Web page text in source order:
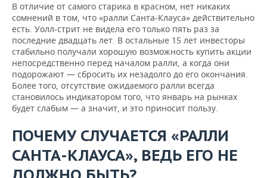
В отличие от самого старика в красном, нет никаких
сомнений в том, что «ралли Санта-Клауса» действительно
есть. Уолл-стрит не видела его только пять раз за
последние двадцать лет. В остальные 15 лет инвесторы
стабильно получали хорошую возможность купить акции
непосредственно перед началом ралли, а когда они
подорожают — сбросить их незадолго до его окончания.
Более того, отсутствие ожидаемого ралли всегда
становилось индикатором того, что январь на рынках
будет слабым — а значит, и это приносит пользу.
ПОЧЕМУ СЛУЧАЕТСЯ «РАЛЛИ
САНТА-КЛАУСА», ВЕДЬ ЕГО НЕ